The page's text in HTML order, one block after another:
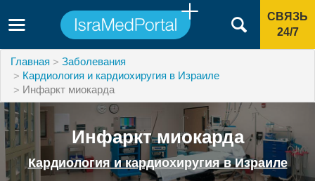
СВЯЗЬ
24/7
Главная
Заболевания
Кардиология и кардиохиругия в Израиле
Инфаркт миокарда
Инфаркт миокарда
Кардиология и кардиохиругия в Израиле